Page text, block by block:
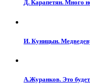
Д. Карапетян. Много
И. Куницын.
А.Журанков. Это